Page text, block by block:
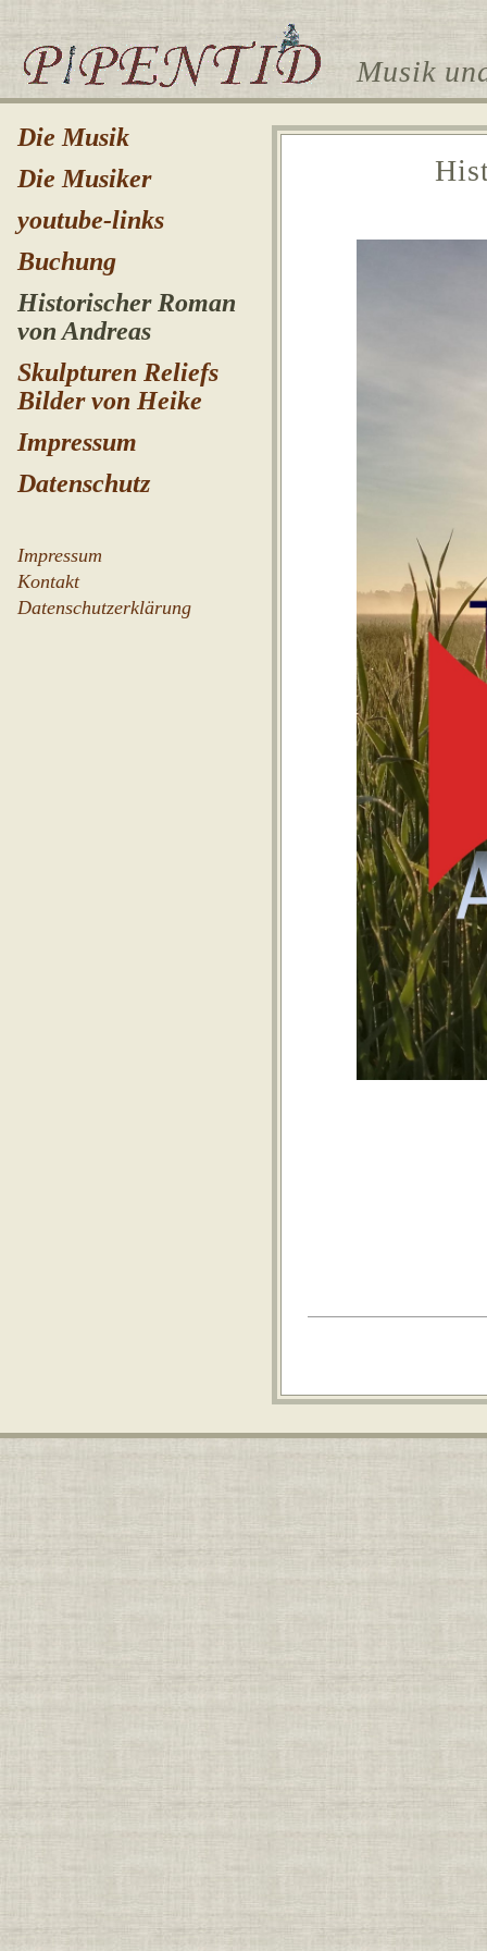
Musik
Die Musik
Die Musiker
youtube-links
Buchung
Historischer Roman
von Andreas
Skulpturen Reliefs
Bilder von Heike
Impressum
Datenschutz
Impressum
Kontakt
Datenschutzerklärung